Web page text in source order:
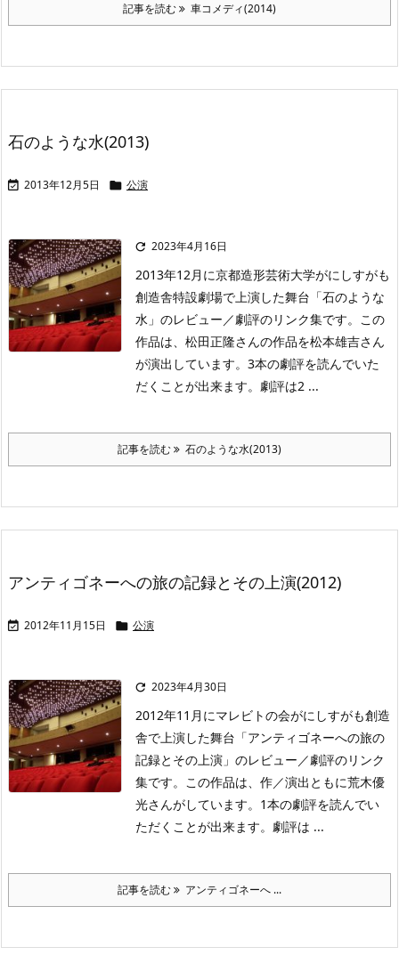
記事を読む 車コメディ(2014)
石のような水(2013)
 2013年12月5日  公演
 2023年4月16日
2013年12月に京都造形芸術大学がにしすがも
創造舎特設劇場で上演した舞台「石のような
水」のレビュー／劇評のリンク集です。この
作品は、松田正隆さんの作品を松本雄吉さん
が演出しています。3本の劇評を読んでいた
だくことが出来ます。劇評は2 ...
記事を読む 石のような水(2013)
アンティゴネーへの旅の記録とその上演(2012)
 2012年11月15日  公演
 2023年4月30日
2012年11月にマレビトの会がにしすがも創造
舎で上演した舞台「アンティゴネーへの旅の
記録とその上演」のレビュー／劇評のリンク
集です。この作品は、作／演出ともに荒木優
光さんがしています。1本の劇評を読んでい
ただくことが出来ます。劇評は ...
記事を読む アンティゴネーへ ...